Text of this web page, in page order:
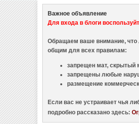
Важное объявление
Для входа в блоги
Обращаем ваше внимание,
общим для всех правилам:
запрещен мат, скрытый
запрещены любые
размещение
Если вас не устраивает чья
подробно рассказано здесь: